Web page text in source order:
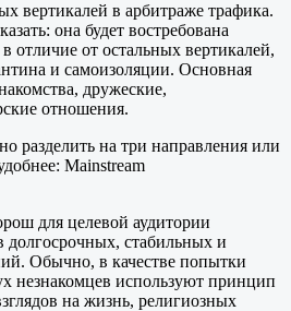
вертикалей в арбитраже трафика.
она будет востребована
отличие от остальных вертикалей,
и самоизоляции. Основная
дружеские,
отношения.
разделить на три направления или
Mainstream
для целевой аудитории
долгосрочных, стабильных и
Обычно, в качестве попытки
незнакомцев используют принцип
на жизнь, религиозных